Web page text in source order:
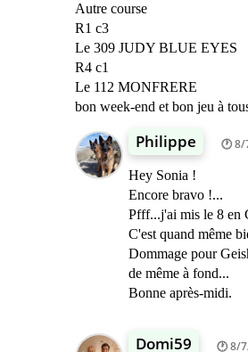
Autre course
R1 c3
Le 309 JUDY BLUE EYES
R4 c1
Le 112 MONFRERE
bon week-end et bon jeu à
Philippe 8/
Hey Sonia !
Encore bravo !...
Pfff...j'ai mis le 8 en
C'est quand même
Dommage pour
de même à fond...
Bonne après-midi.
Domi59 8/